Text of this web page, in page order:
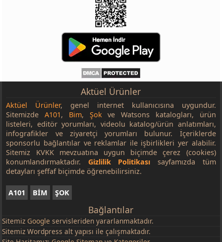
Aktüel Ürünler
Aktüel Ürünler, genel internet kullanıcısına uygundur.
SitemizdeA101, Bim, Şokve Watsons katalogları, ürün
listeleri, editör yorumları, videolu katalog/ürün anlatımları,
infografikler ve ziyaretçi yorumları bulunur. İçeriklerde
sponsorlu bağlantılar ve reklamlar ile işbirlikleri yer alabilir.
Sitemiz KVKK mevzuatına uygun biçimde çerez (cookies)
konumlandırmaktadır. Gizlilik Politikası sayfamızda tüm
detayları şeffaf biçimde öğrenebilirsiniz.
A101 BİM ŞOK
Bağlantılar
Sitemiz Google servisleriden yararlanmaktadır.
Sitemiz Wordpress alt yapısı ile çalışmaktadır.